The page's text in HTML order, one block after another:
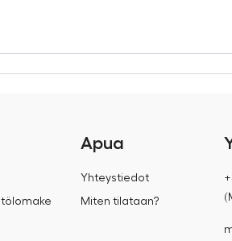
Apua
Yhteystiedot
Miten tilataan?